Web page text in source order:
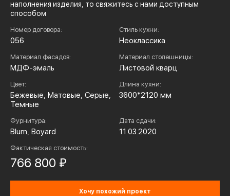
наполнения изделия, то свяжитесь с нами доступным
способом
Номер договора:
056
Стиль кухни:
Неоклассика
Материал фасадов:
МДФ-эмаль
Материал столешницы:
Листовой кварц
Цвет:
Бежевые, Матовые, Серые,
Темные
Длина кухни:
3600*2120 мм
Фурнитура:
Blum, Boyard
Дата сдачи:
11.03.2020
Фактическая стоимость:
766 800 ₽
Хочу похожий проект